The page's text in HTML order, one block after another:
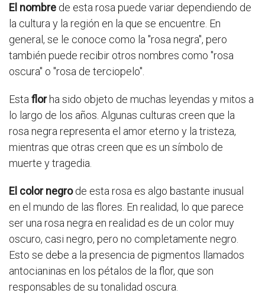
El nombre de esta rosa puede variar dependiendo de
la cultura y la región en la que se encuentre. En
general, se le conoce como la "rosa negra", pero
también puede recibir otros nombres como "rosa
oscura" o "rosa de terciopelo".
Esta florha sido objeto de muchas leyendas y mitos a
lo largo de los años. Algunas culturas creen que la
rosa negra representa el amor eterno y la tristeza,
mientras que otras creen que es un símbolo de
muerte y tragedia.
El color negrode esta rosa es algo bastante inusual
en el mundo de las flores. En realidad, lo que parece
ser una rosa negra en realidad es de un color muy
oscuro, casi negro, pero no completamente negro.
Esto se debe a la presencia de pigmentos llamados
antocianinas en los pétalos de la flor, que son
responsables de su tonalidad oscura.